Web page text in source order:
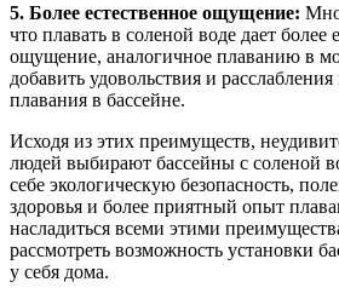
5. Более естественное ощущение:
что плавать в соленой воде дает более
ощущение, аналогичное плаванию в
добавить удовольствия и
плавания в бассейне.
Исходя из этих преимуществ,
людей выбирают бассейны с соленой
себе экологическую безопасность,
здоровья и более приятный опыт
насладиться всеми этими
рассмотреть возможность установки
у себя дома.